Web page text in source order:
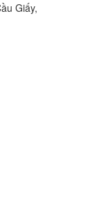
Giấy,